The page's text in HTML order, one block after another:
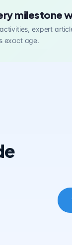
milestone
expert
exact age.